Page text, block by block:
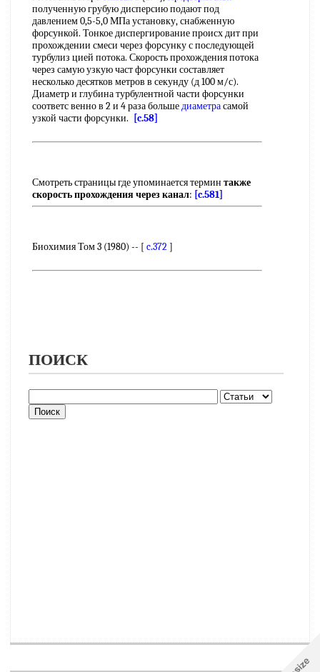
полученную грубую дисперсию подают под
давлением 0,5-5,0 МПа установку, снабженную
форсункой. Тонкое диспергирование происх дит при
прохождении смеси через форсунку с последующей
турбулиз цией потока. Скорость прохождения потока
через самую узкую част форсунки составляет
несколько десятков метров в секунду (д 100 м/с).
Диаметр и глубина турбулентной части форсунки
соответс венно в 2 и 4 раза большедиаметрасамой
узкой части форсунки.
[c.58]
Смотреть страницы где упоминается термин также
скорость прохождения через канал: [c.581]
Биохимия Том 3 (1980) -- [ c.372]
ПОИСК